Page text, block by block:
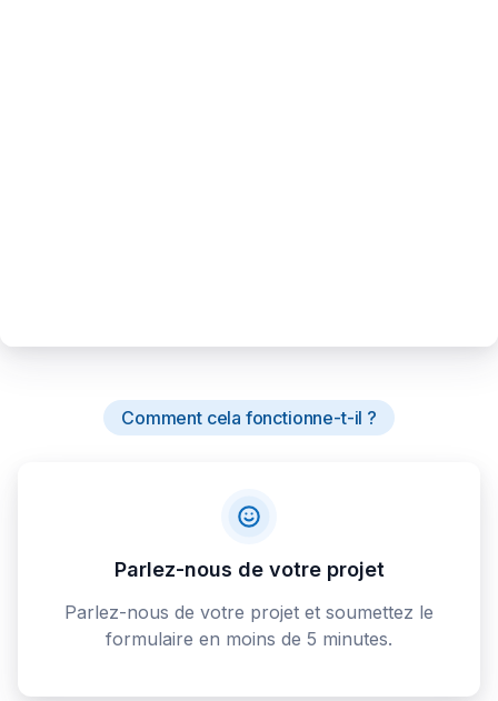
Comment cela fonctionne-t-il ?
Parlez-nous de votre projet
Parlez-nous de votre projet et soumettez le
formulaire en moins de 5 minutes.